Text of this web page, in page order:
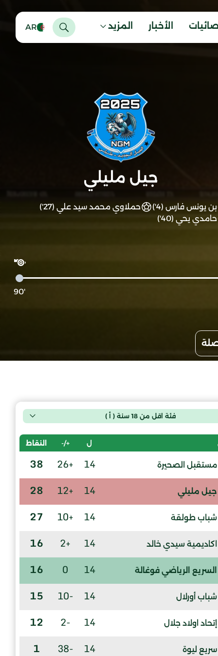
الأخبار المزيد AR
جيل مليلي
بن يونس فارس (4')
حملاوي محمد سيد علي (27')
حامدي يحي (40')
'90
صلة
فئة اقل من 18 سنة ( أ )
ل +/- النقاط
مستقبل الصحيرة 14
+26
38
جيل مليلي 14
+12
28
شباب طولقة 14
+10
27
اكاديمية سيدي خالد 14
+2
16
السريع الرياضي فوغالة 14
0
16
شباب أورلال 14
-10
15
إتحاد اولاد جلال 14
-2
12
سريع ليوة 14
-38
1